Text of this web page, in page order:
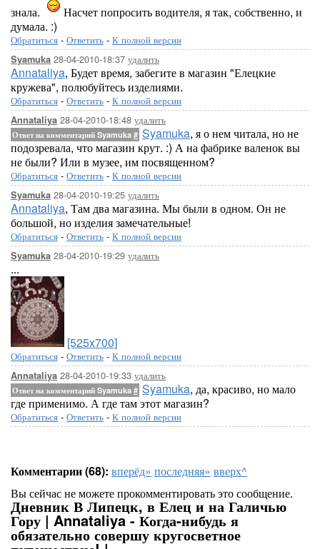
знала.
Насчет попросить водителя, я так, собственно, и
думала. :)
Обратиться - Ответить - К полной версии
Syamuka 28-04-2010-18:37 удалить
Annataliya, Будет время, забегите в магазин "Елецкие
кружева", полюбуйтесь изделиями.
Обратиться - Ответить - К полной версии
Annataliya 28-04-2010-18:48 удалить
Ответ на комментарий Syamuka # Syamuka, я о нем читала, но не
подозревала, что магазин крут. :) А на фабрике валенок вы
не были? Или в музее, им посвященном?
Обратиться - Ответить - К полной версии
Syamuka 28-04-2010-19:25 удалить
Annataliya, Там два магазина. Мы были в одном. Он не
большой, но изделия замечательные!
Обратиться - Ответить - К полной версии
Syamuka 28-04-2010-19:29 удалить
...
[525x700]
Обратиться - Ответить - К полной версии
Annataliya 28-04-2010-19:33 удалить
Ответ на комментарий Syamuka # Syamuka, да, красиво, но мало
где применимо. А где там этот магазин?
Обратиться - Ответить - К полной версии
Комментарии (68): вперёд» последняя» вверх^
Вы сейчас не можете прокомментировать это сообщение.
Дневник В Липецк, в Елец и на Галичью
Гору | Annataliya - Когда-нибудь я
обязательно совершу кругосветное